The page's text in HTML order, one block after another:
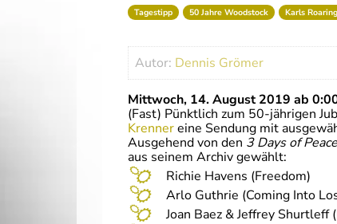
Tagestipp 50 Jahre Woodstock Karls
Autor: Dennis Grömer
Mittwoch, 14. August 2019 ab
(Fast) Pünktlich zum 50-jährigen
Krennereine Sendung mit
Ausgehend von den 3 Days of
aus seinem Archiv gewählt:
Richie Havens (Freedom)
Arlo Guthrie (Coming Into
Joan Baez & Jeffrey